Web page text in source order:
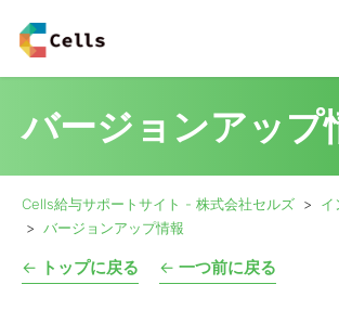
バージョンアップ
Cells給与サポートサイト - 株式会社セルズ
イ
バージョンアップ情報
← トップに戻る ← 一つ前に戻る